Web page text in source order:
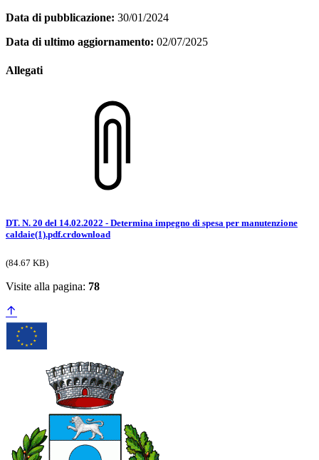
Data di pubblicazione: 30/01/2024
Data di ultimo aggiornamento: 02/07/2025
Allegati
DT. N. 20 del 14.02.2022 - Determina impegno di spesa per manutenzione
caldaie(1).pdf.crdownload
(84.67 KB)
Visite alla pagina: 78